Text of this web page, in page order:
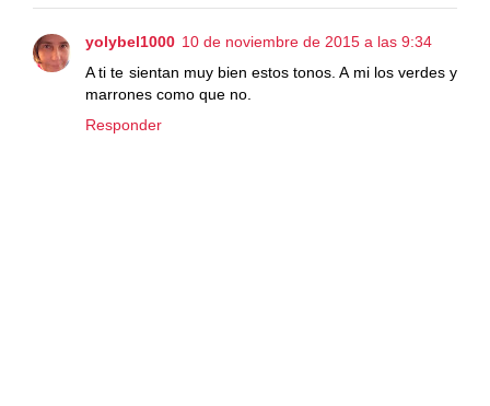
yolybel1000 10 de noviembre de 2015 a las 9:34
A ti te sientan muy bien estos tonos. A mi los verdes y
marrones como que no.
Responder